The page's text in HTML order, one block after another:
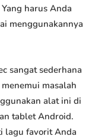
harus Anda
menggunakannya
sangat sederhana
masalah
alat ini di
tablet Android.
lagu favorit Anda